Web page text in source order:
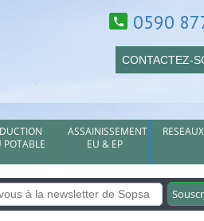
0590
CONTACTEZ-
POTABLE
ASSAINISSEMENT
EU & EP